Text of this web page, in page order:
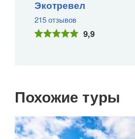
Экотревел
215 отзывов
9,9
Похожие туры